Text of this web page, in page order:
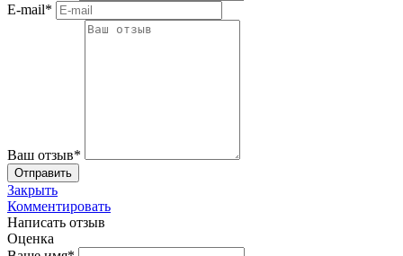
E-mail*
Ваш отзыв*
Закрыть
Комментировать
Написать отзыв
Оценка